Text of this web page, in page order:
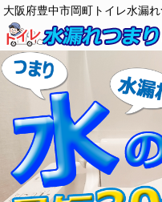
大阪府豊中市岡町トイレ水漏